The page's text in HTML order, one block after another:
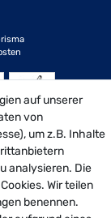
auf unserer
von
um z.B. Inhalte
analysieren. Die
Wir teilen
benennen.